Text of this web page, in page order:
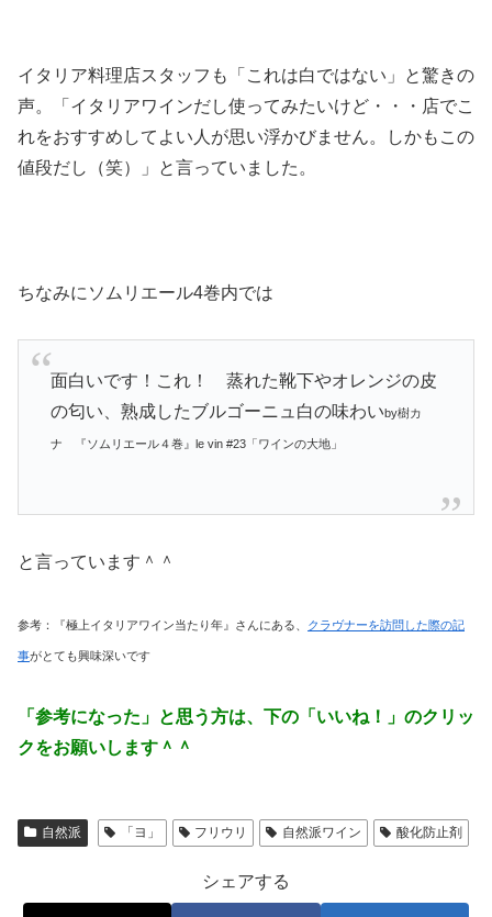
イタリア料理店スタッフも「これは白ではない」と驚きの
声。「イタリアワインだし使ってみたいけど・・・店でこ
れをおすすめしてよい人が思い浮かびません。しかもこの
値段だし（笑）」と言っていました。
ちなみにソムリエール4巻内では
面白いです！これ！ 蒸れた靴下やオレンジの皮
の匂い、熟成したブルゴーニュ白の味わいby樹カ
ナ 『ソムリエール４巻』le vin #23「ワインの大地」
と言っています＾＾
参考：『極上イタリアワイン当たり年』さんにある、 クラヴナーを訪問した際の記
事がとても興味深いです
「参考になった」と思う方は、下の「いいね！」のクリッ
クをお願いします＾＾
自然派 「ヨ」 フリウリ 自然派ワイン 酸化防止剤
シェアする